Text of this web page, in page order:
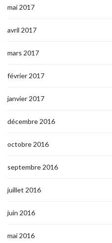
mai 2017
avril 2017
mars 2017
février 2017
janvier 2017
décembre 2016
octobre 2016
septembre 2016
juillet 2016
juin 2016
mai 2016